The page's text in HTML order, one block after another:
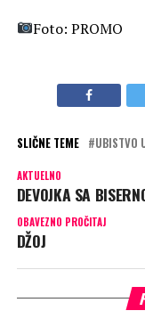
Foto: PROMO
SLIČNE TEME UBISTVO
AKTUELNO
DEVOJKA SA
OBAVEZNO PROČITAJ
DŽOJ